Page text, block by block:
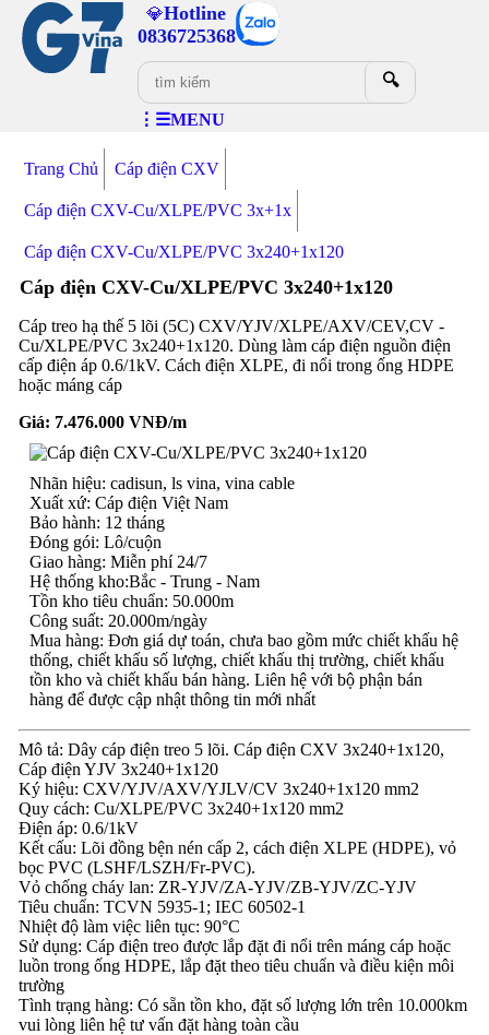
💎Hotline
0836725368
🔍
⋮☰MENU
Trang Chủ Cáp điện CXV
Cáp điện CXV-Cu/XLPE/PVC 3x+1x
Cáp điện CXV-Cu/XLPE/PVC 3x240+1x120
Cáp điện CXV-Cu/XLPE/PVC 3x240+1x120
Cáp treo hạ thế 5 lõi (5C) CXV/YJV/XLPE/AXV/CEV,CV -
Cu/XLPE/PVC 3x240+1x120. Dùng làm cáp điện nguồn điện
cấp điện áp 0.6/1kV. Cách điện XLPE, đi nổi trong ống HDPE
hoặc máng cáp
Giá: 7.476.000VNĐ/m
Nhãn hiệu: cadisun, ls vina, vina cable
Xuất xứ: Cáp điện Việt Nam
Bảo hành: 12 tháng
Đóng gói: Lô/cuộn
Giao hàng: Miễn phí 24/7
Hệ thống kho:Bắc - Trung - Nam
Tồn kho tiêu chuẩn: 50.000m
Công suất: 20.000m/ngày
Mua hàng: Đơn giá dự toán, chưa bao gồm mức chiết khấu hệ
thống, chiết khấu số lượng, chiết khấu thị trường, chiết khấu
tồn kho và chiết khấu bán hàng. Liên hệ với bộ phận bán
hàng để được cập nhật thông tin mới nhất
Mô tả: Dây cáp điện treo 5 lõi. Cáp điện CXV 3x240+1x120,
Cáp điện YJV 3x240+1x120
Ký hiệu: CXV/YJV/AXV/YJLV/CV 3x240+1x120 mm2
Quy cách: Cu/XLPE/PVC 3x240+1x120 mm2
Điện áp: 0.6/1kV
Kết cấu: Lõi đồng bện nén cấp 2, cách điện XLPE (HDPE), vỏ
bọc PVC (LSHF/LSZH/Fr-PVC).
Vỏ chống cháy lan: ZR-YJV/ZA-YJV/ZB-YJV/ZC-YJV
Tiêu chuẩn: TCVN 5935-1; IEC 60502-1
Nhiệt độ làm việc liên tục: 90°C
Sử dụng: Cáp điện treo được lắp đặt đi nổi trên máng cáp hoặc
luồn trong ống HDPE, lắp đặt theo tiêu chuẩn và điều kiện môi
trường
Tình trạng hàng: Có sẵn tồn kho, đặt số lượng lớn trên 10.000km
vui lòng liên hệ tư vấn đặt hàng toàn cầu